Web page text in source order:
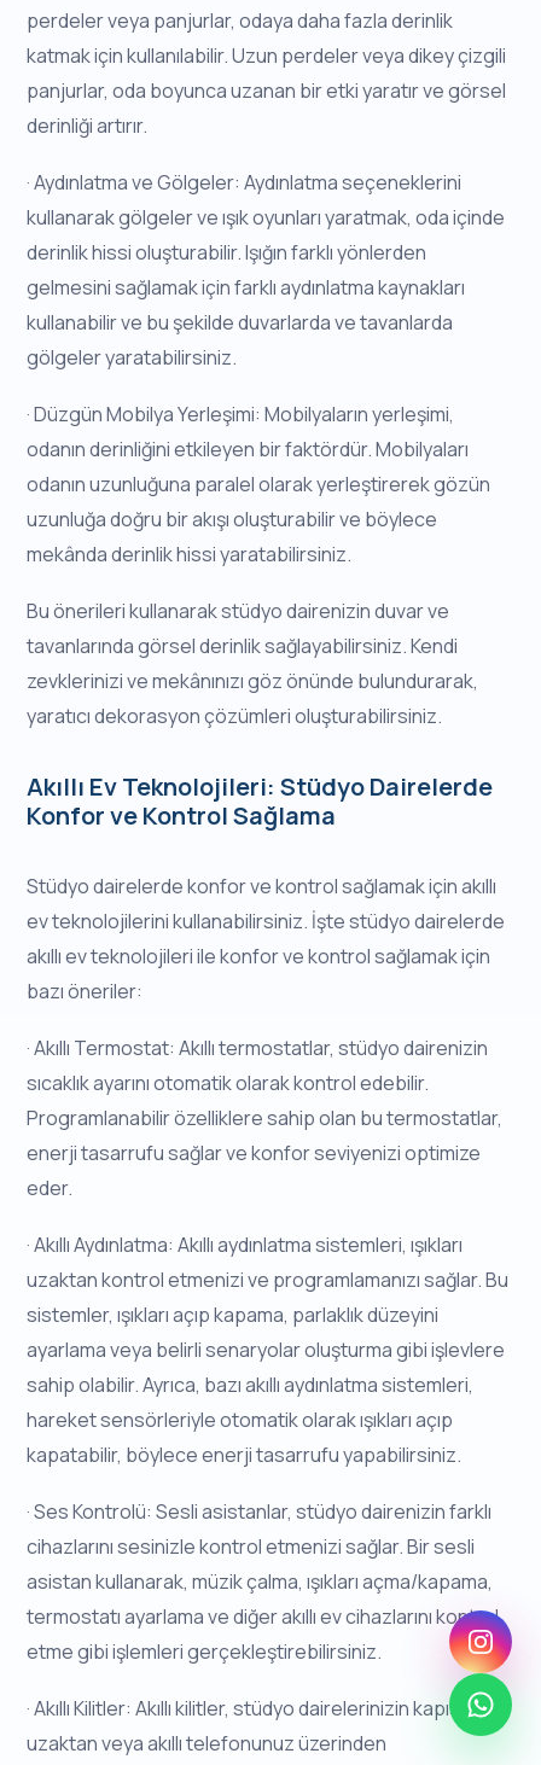
perdeler veya panjurlar, odaya daha fazla derinlik
katmak için kullanılabilir. Uzun perdeler veya dikey çizgili
panjurlar, oda boyunca uzanan bir etki yaratır ve görsel
derinliği artırır.
· Aydınlatma ve Gölgeler: Aydınlatma seçeneklerini
kullanarak gölgeler ve ışık oyunları yaratmak, oda içinde
derinlik hissi oluşturabilir. Işığın farklı yönlerden
gelmesini sağlamak için farklı aydınlatma kaynakları
kullanabilir ve bu şekilde duvarlarda ve tavanlarda
gölgeler yaratabilirsiniz.
· Düzgün Mobilya Yerleşimi: Mobilyaların yerleşimi,
odanın derinliğini etkileyen bir faktördür. Mobilyaları
odanın uzunluğuna paralel olarak yerleştirerek gözün
uzunluğa doğru bir akışı oluşturabilir ve böylece
mekânda derinlik hissi yaratabilirsiniz.
Bu önerileri kullanarak stüdyo dairenizin duvar ve
tavanlarında görsel derinlik sağlayabilirsiniz. Kendi
zevklerinizi ve mekânınızı göz önünde bulundurarak,
yaratıcı dekorasyon çözümleri oluşturabilirsiniz.
Akıllı Ev Teknolojileri: Stüdyo Dairelerde
Konfor ve Kontrol Sağlama
Stüdyo dairelerde konfor ve kontrol sağlamak için akıllı
ev teknolojilerini kullanabilirsiniz. İşte stüdyo dairelerde
akıllı ev teknolojileri ile konfor ve kontrol sağlamak için
bazı öneriler:
· Akıllı Termostat: Akıllı termostatlar, stüdyo dairenizin
sıcaklık ayarını otomatik olarak kontrol edebilir.
Programlanabilir özelliklere sahip olan bu termostatlar,
enerji tasarrufu sağlar ve konfor seviyenizi optimize
eder.
· Akıllı Aydınlatma: Akıllı aydınlatma sistemleri, ışıkları
uzaktan kontrol etmenizi ve programlamanızı sağlar. Bu
sistemler, ışıkları açıp kapama, parlaklık düzeyini
ayarlama veya belirli senaryolar oluşturma gibi işlevlere
sahip olabilir. Ayrıca, bazı akıllı aydınlatma sistemleri,
hareket sensörleriyle otomatik olarak ışıkları açıp
kapatabilir, böylece enerji tasarrufu yapabilirsiniz.
· Ses Kontrolü: Sesli asistanlar, stüdyo dairenizin farklı
cihazlarını sesinizle kontrol etmenizi sağlar. Bir sesli
asistan kullanarak, müzik çalma, ışıkları açma/kapama,
termostatı ayarlama ve diğer akıllı ev cihazlarını kontrol
etme gibi işlemleri gerçekleştirebilirsiniz.
· Akıllı Kilitler: Akıllı kilitler, stüdyo dairelerinizin kapısını
uzaktan veya akıllı telefonunuz üzerinden